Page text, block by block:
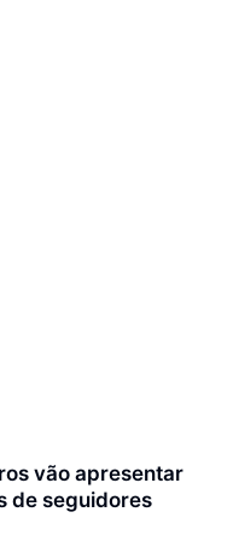
vão apresentar
de seguidores